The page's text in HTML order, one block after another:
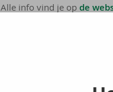
Alle info vind je op de
Je kind is nu officieel
houdt in dat jij financieel